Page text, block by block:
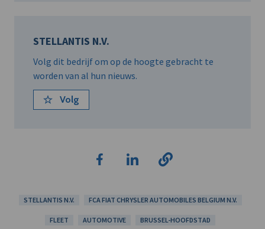
STELLANTIS N.V.
Volg dit bedrijf om op de hoogte gebracht te
worden van al hun nieuws.
Volg
STELLANTIS N.V. FCA FIAT CHRYSLER AUTOMOBILES BELGIUM N.V.
FLEET AUTOMOTIVE BRUSSEL-HOOFDSTAD